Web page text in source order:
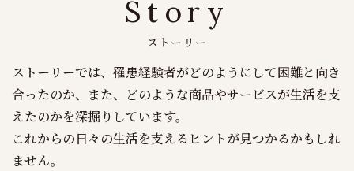
Story
ストーリー
ストーリーでは、罹患経験者がどのようにして困難と向き
合ったのか、また、どのような商品やサービスが生活を支
えたのかを深掘りしています。
これからの日々の生活を支えるヒントが見つかるかもしれ
ません。